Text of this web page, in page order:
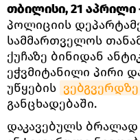
თბილისი, 21 აპრილი
პოლიციის
სამმართველოს
ქუჩაზე ბინიდან
ეჭვმიტანილი პირი
უწყების ვებგვერდზე
განცხადებაში.
დაკავებულს